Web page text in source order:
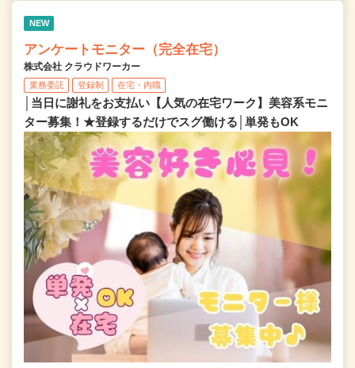
NEW
アンケートモニター（完全在宅）
株式会社 クラウドワーカー
業務委託 登録制 在宅・内職
│当日に謝礼をお支払い【人気の在宅ワーク】美容系モニ
ター募集！★登録するだけでスグ働ける│単発もOK